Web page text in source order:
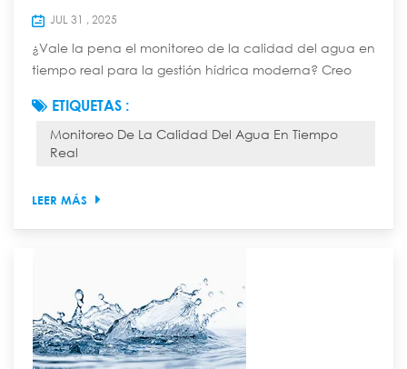
JUL 31 , 2025
¿Vale la pena el monitoreo de la calidad del agua en
tiempo real para la gestión hídrica moderna? Creo
real es una herramienta útil para la gestión hídrica
moderna. Muchas empresas de servicios públicos de
todo el mundo utilizan sistemas en tiempo real. Más
a continuación: Región Porcentaje de ad...
ETIQUETAS :
Monitoreo De La Calidad Del Agua En Tiempo
Real
LEER MÁS